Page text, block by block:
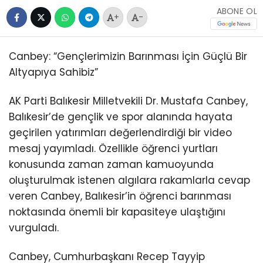
+ -
ABONE OL
Canbey: “Gençlerimizin Barınması İçin Güçlü Bir
Altyapıya Sahibiz”
AK Parti Balıkesir Milletvekili Dr. Mustafa Canbey,
Balıkesir’de gençlik ve spor alanında hayata
geçirilen yatırımları değerlendirdiği bir video
mesaj yayımladı. Özellikle öğrenci yurtları
konusunda zaman zaman kamuoyunda
oluşturulmak istenen algılara rakamlarla cevap
veren Canbey, Balıkesir’in öğrenci barınması
noktasında önemli bir kapasiteye ulaştığını
vurguladı.
Canbey, Cumhurbaşkanı Recep Tayyip